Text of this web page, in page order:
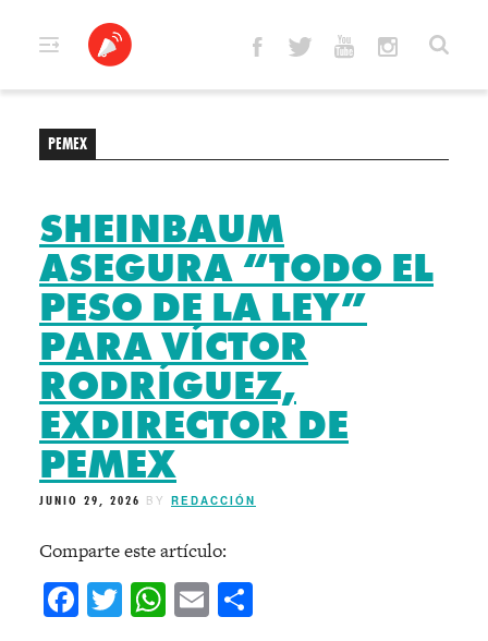
PEMEX
SHEINBAUM
ASEGURA “TODO EL
PESO DE LA LEY”
PARA VÍCTOR
RODRÍGUEZ,
EXDIRECTOR DE
PEMEX
JUNIO 29, 2026 BY REDACCIÓN
Comparte este artículo:
Facebook
Twitter
WhatsApp
Email